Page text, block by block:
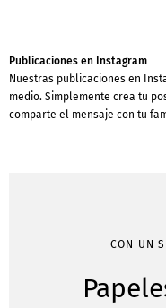
Publicaciones en Instagram
Nuestras publicaciones en
medio. Simplemente crea tu
comparte el mensaje con tu
CON UN